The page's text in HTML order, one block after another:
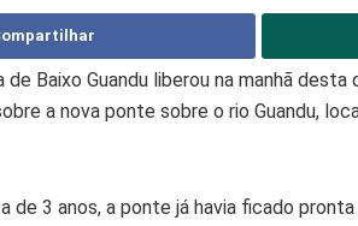
de Baixo Guandu liberou na manhã
a nova ponte sobre o rio Guandu,
de 3 anos, a ponte já havia ficado